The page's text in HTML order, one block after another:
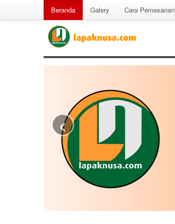
Beranda Galery Cara Pemesanan
‹